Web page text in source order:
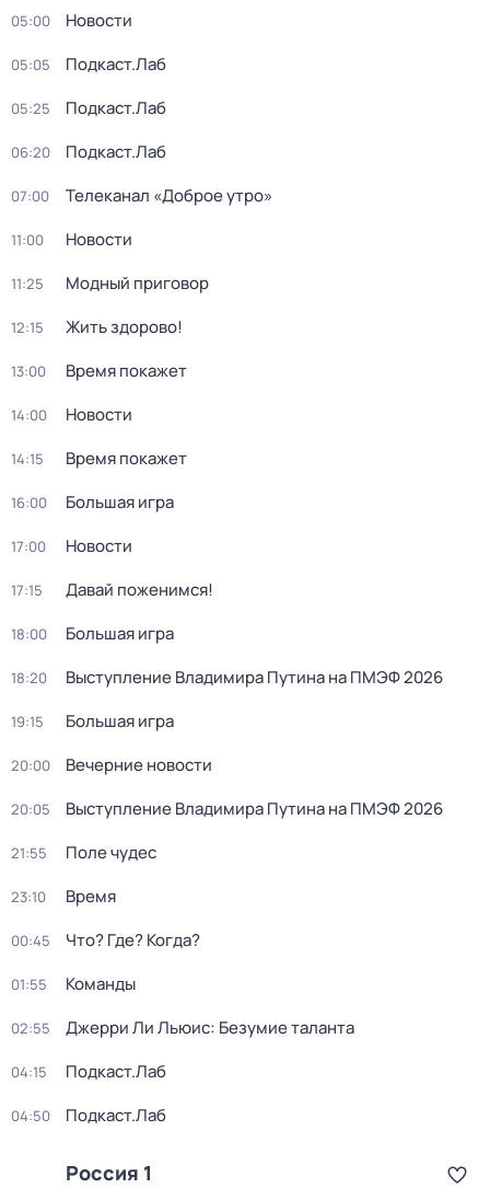
05:00 Новости
05:05 Подкаст.Лаб
05:25 Подкаст.Лаб
06:20 Подкаст.Лаб
07:00 Телеканал «Доброе утро»
11:00 Новости
11:25 Модный приговор
12:15 Жить здорово!
13:00 Время покажет
14:00 Новости
14:15 Время покажет
16:00 Большая игра
17:00 Новости
17:15 Давай поженимся!
18:00 Большая игра
18:20 Выступление Владимира Путина на ПМЭФ 2026
19:15 Большая игра
20:00 Вечерние новости
20:05 Выступление Владимира Путина на ПМЭФ 2026
21:55 Поле чудес
23:10 Время
00:45 Что? Где? Когда?
01:55 Команды
02:55 Джерри Ли Льюис: Безумие таланта
04:15 Подкаст.Лаб
04:50 Подкаст.Лаб
Россия 1